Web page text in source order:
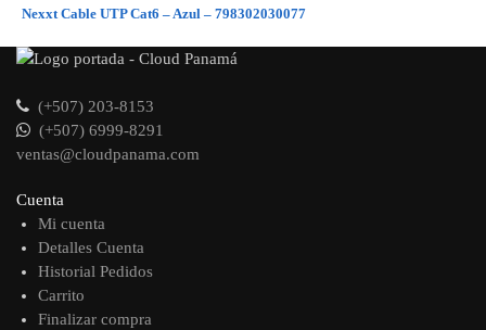
Nexxt Cable UTP Cat6 – Azul – 798302030077
(+507) 203-8153
(+507) 6999-8291
ventas@cloudpanama.com
Cuenta
Mi cuenta
Detalles Cuenta
Historial Pedidos
Carrito
Finalizar compra